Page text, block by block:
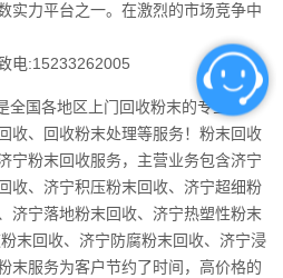
实力平台之一。在激烈的市场竞争中
电:15233262005
全国各地区上门回收粉末的专业厂
收、回收粉末处理等服务！粉末回收
宁粉末回收服务，主营业务包含济宁
收、济宁积压粉末回收、济宁超细粉
济宁落地粉末回收、济宁热塑性粉末
末回收、济宁防腐粉末回收、济宁浸
末服务为客户节约了时间，高价格的